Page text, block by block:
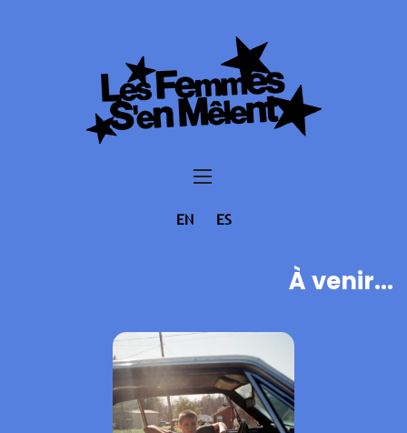
EN ES
À venir...